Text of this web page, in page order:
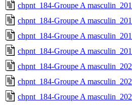
chpnt_184-Groupe A
chpnt_184-Groupe A
chpnt_184-Groupe A
chpnt_184-Groupe A
chpnt_184-Groupe A
chpnt_184-Groupe A
chpnt_184-Groupe A